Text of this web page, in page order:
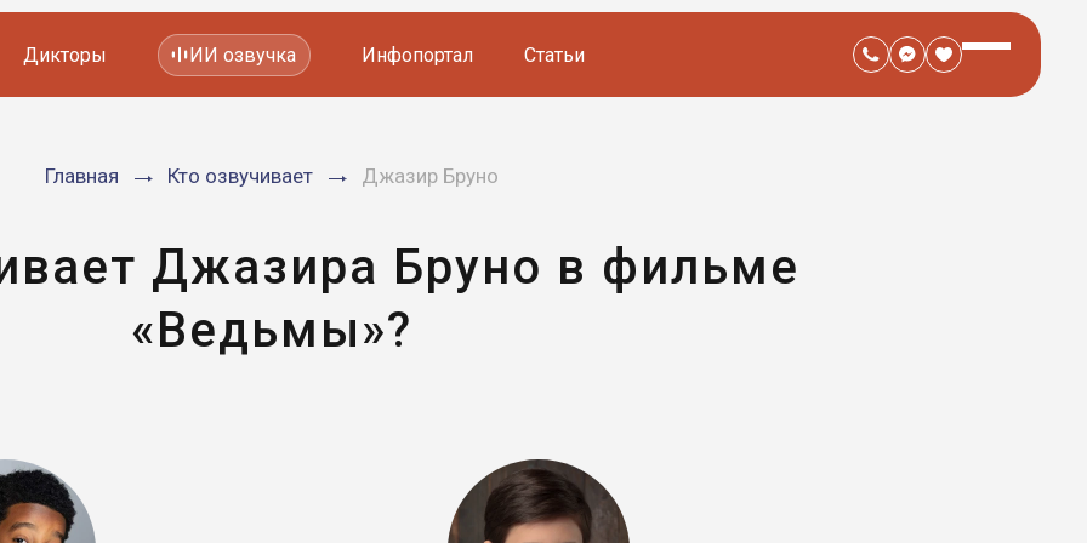
Мультфильмов
Дикторы ИИ озвучка Инфопортал Статьи
Главная Кто озвучивает Джазир Бруно
Джазира Бруно в фильме
«Ведьмы»?